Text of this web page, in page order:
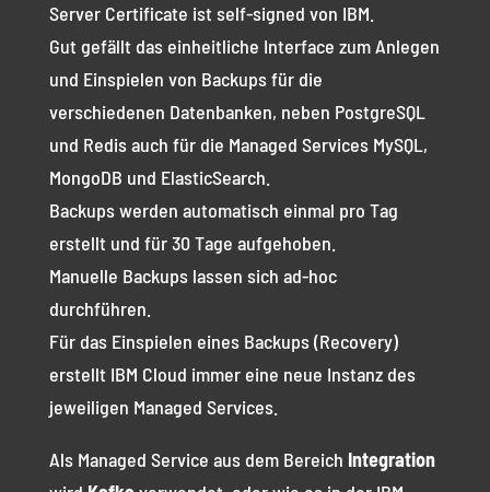
Server Certificate ist self-signed von IBM.
Gut gefällt das einheitliche Interface zum Anlegen
und Einspielen von Backups für die
verschiedenen Datenbanken, neben PostgreSQL
und Redis auch für die Managed Services MySQL,
MongoDB und ElasticSearch.
Backups werden automatisch einmal pro Tag
erstellt und für 30 Tage aufgehoben.
Manuelle Backups lassen sich ad-hoc
durchführen.
Für das Einspielen eines Backups (Recovery)
erstellt IBM Cloud immer eine neue Instanz des
jeweiligen Managed Services.
Als Managed Service aus dem Bereich Integration